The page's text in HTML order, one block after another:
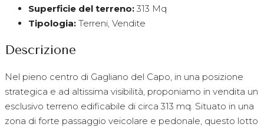
Superficie del terreno: 313 Mq
Tipologia: Terreni, Vendite
Descrizione
Nel pieno centro di Gagliano del Capo, in una posizione
strategica e ad altissima visibilità, proponiamo in vendita un
esclusivo terreno edificabile di circa 313 mq. Situato in una
zona di forte passaggio veicolare e pedonale, questo lotto